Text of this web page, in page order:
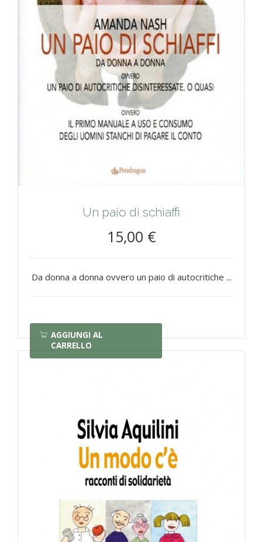
Un paio di schiaffi
15,00 €
Da donna a donna ovvero un paio di autocritiche ...
AGGIUNGI AL
CARRELLO